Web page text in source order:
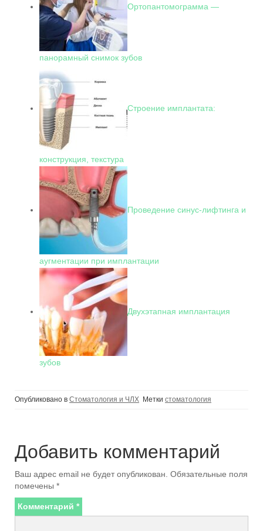
Ортопантомограмма —
панорамный снимок зубов
Строение имплантата:
конструкция, текстура
Проведение синус-лифтинга и
аугментации при имплантации
Двухэтапная имплантация
зубов
Опубликовано в Стоматология и ЧЛХ Метки стоматология
Добавить комментарий
Ваш адрес email не будет опубликован. Обязательные поля
помечены *
Комментарий *